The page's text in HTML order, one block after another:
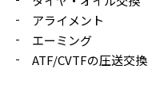
アライメント
エーミング
ATF/CVTFの圧送交換